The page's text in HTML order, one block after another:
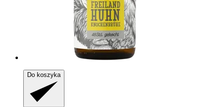
Do koszyka